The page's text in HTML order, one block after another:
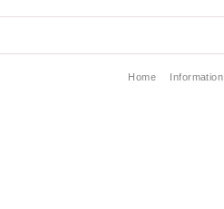
Home Information